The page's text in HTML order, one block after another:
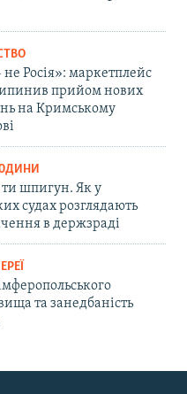
Росія»: маркетплейс
прийом нових
на Кримському
ти шпигун. Як у
судах розглядають
в держзраді
та занедбаність